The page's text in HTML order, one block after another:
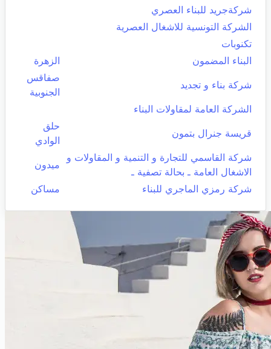
شركةجريد للبناء العصري
الشركة التونسية للاشغال العصرية
تكنوبات
البناء المضمون
الزهرة
شركة بناء و تجديد
صفاقس
الجنوبية
الشركة العامة لمقاولات البناء
قريسة جنرال بتمون
حلق
الوادي
شركة القاسمي للتجارة و التنمية و المقاولات و
الاشغال العامة ـ بحالة تصفية ـ
ميدون
شركة رمزي الماجري للبناء مساكن